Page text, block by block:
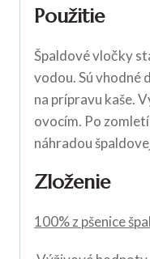
Použitie
Špaldové vločky
vodou. Sú vhodné
na prípravu kaše.
ovocím. Po
náhradou
Zloženie
100% z pšenice